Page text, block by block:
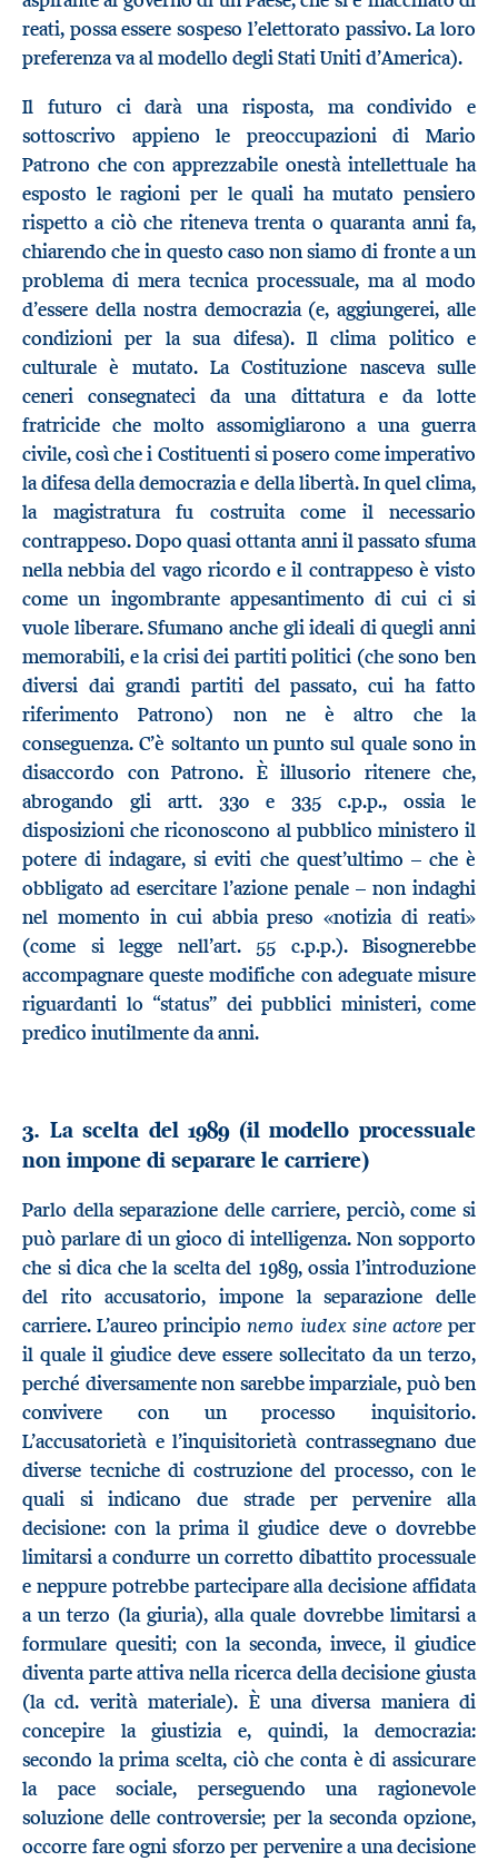
reati, possa essere sospeso l’elettorato passivo. La loro
preferenza va al modello degli Stati Uniti d’America).
Il futuro ci darà una risposta, ma condivido e
sottoscrivo appieno le preoccupazioni di Mario
Patrono che con apprezzabile onestà intellettuale ha
esposto le ragioni per le quali ha mutato pensiero
rispetto a ciò che riteneva trenta o quaranta anni fa,
chiarendo che in questo caso non siamo di fronte a un
problema di mera tecnica processuale, ma al modo
d’essere della nostra democrazia (e, aggiungerei, alle
condizioni per la sua difesa). Il clima politico e
culturale è mutato. La Costituzione nasceva sulle
ceneri consegnateci da una dittatura e da lotte
fratricide che molto assomigliarono a una guerra
civile, così che i Costituenti si posero come imperativo
la difesa della democrazia e della libertà. In quel clima,
la magistratura fu costruita come il necessario
contrappeso. Dopo quasi ottanta anni il passato sfuma
nella nebbia del vago ricordo e il contrappeso è visto
come un ingombrante appesantimento di cui ci si
vuole liberare. Sfumano anche gli ideali di quegli anni
memorabili, e la crisi dei partiti politici (che sono ben
diversi dai grandi partiti del passato, cui ha fatto
riferimento Patrono) non ne è altro che la
conseguenza. C’è soltanto un punto sul quale sono in
disaccordo con Patrono. È illusorio ritenere che,
abrogando gli artt. 330 e 335 c.p.p., ossia le
disposizioni che riconoscono al pubblico ministero il
potere di indagare, si eviti che quest’ultimo – che è
obbligato ad esercitare l’azione penale – non indaghi
nel momento in cui abbia preso «notizia di reati»
(come si legge nell’art. 55 c.p.p.). Bisognerebbe
accompagnare queste modifiche con adeguate misure
riguardanti lo “status” dei pubblici ministeri, come
predico inutilmente da anni.
3. La scelta del 1989 (il modello processuale
non impone di separare le carriere)
Parlo della separazione delle carriere, perciò, come si
può parlare di un gioco di intelligenza. Non sopporto
che si dica che la scelta del 1989, ossia l’introduzione
del rito accusatorio, impone la separazione delle
carriere. L’aureo principionemo iudex sine actoreper
il quale il giudice deve essere sollecitato da un terzo,
perché diversamente non sarebbe imparziale, può ben
convivere con un processo inquisitorio.
L’accusatorietà e l’inquisitorietà contrassegnano due
diverse tecniche di costruzione del processo, con le
quali si indicano due strade per pervenire alla
decisione: con la prima il giudice deve o dovrebbe
limitarsi a condurre un corretto dibattito processuale
e neppure potrebbe partecipare alla decisione affidata
a un terzo (la giuria), alla quale dovrebbe limitarsi a
formulare quesiti; con la seconda, invece, il giudice
diventa parte attiva nella ricerca della decisione giusta
(la cd. verità materiale). È una diversa maniera di
concepire la giustizia e, quindi, la democrazia:
secondo la prima scelta, ciò che conta è di assicurare
la pace sociale, perseguendo una ragionevole
soluzione delle controversie; per la seconda opzione,
occorre fare ogni sforzo per pervenire a una decisione